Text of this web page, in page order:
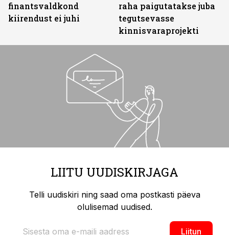
finantsvaldkond
kiirendust ei juhi
raha paigutatakse juba
tegutsevasse
kinnisvaraprojekti
LIITU UUDISKIRJAGA
Telli uudiskiri ning saad oma postkasti päeva
olulisemad uudised.
Liitun